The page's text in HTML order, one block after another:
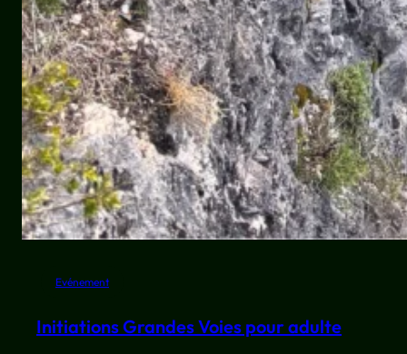
Evénement
Initiations Grandes Voies pour adulte